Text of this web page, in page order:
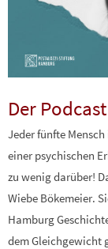
Der Podcast
Jeder fünfte
einer psychischen
zu wenig darüber!
Wiebe Bökemeier.
Hamburg
dem Gleichgewicht